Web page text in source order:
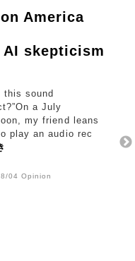
America
AI skepticism
this sound
a July
my friend leans
play an audio rec
04 Opinion